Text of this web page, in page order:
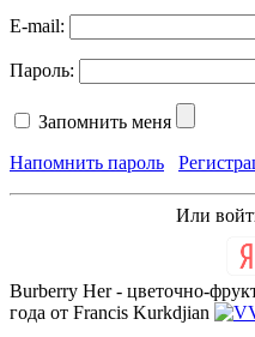
E-mail:
Пароль:
Запомнить меня
Напомнить пароль
Или
Burberry Her - цветочно-
года от Francis Kurkdjian